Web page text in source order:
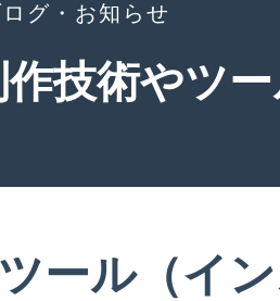
グ・お知らせ
技術やツ
ール（イ